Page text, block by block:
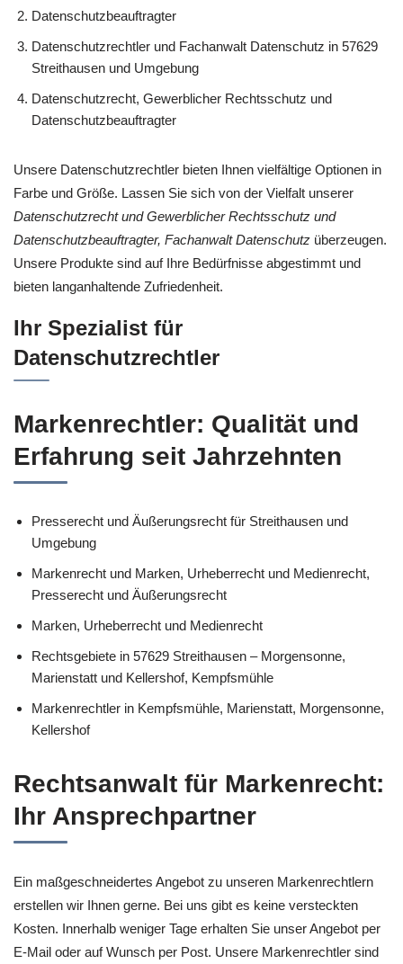
Datenschutzbeauftragter
Datenschutzrechtler und Fachanwalt Datenschutz in 57629
Streithausen und Umgebung
Datenschutzrecht, Gewerblicher Rechtsschutz und
Datenschutzbeauftragter
Unsere Datenschutzrechtler bieten Ihnen vielfältige Optionen in
Farbe und Größe. Lassen Sie sich von der Vielfalt unserer
Datenschutzrecht und Gewerblicher Rechtsschutz und
Datenschutzbeauftragter, Fachanwalt Datenschutz überzeugen.
Unsere Produkte sind auf Ihre Bedürfnisse abgestimmt und
bieten langanhaltende Zufriedenheit.
Ihr Spezialist für
Datenschutzrechtler
Markenrechtler: Qualität und
Erfahrung seit Jahrzehnten
Presserecht und Äußerungsrecht für Streithausen und
Umgebung
Markenrecht und Marken, Urheberrecht und Medienrecht,
Presserecht und Äußerungsrecht
Marken, Urheberrecht und Medienrecht
Rechtsgebiete in 57629 Streithausen – Morgensonne,
Marienstatt und Kellershof, Kempfsmühle
Markenrechtler in Kempfsmühle, Marienstatt, Morgensonne,
Kellershof
Rechtsanwalt für Markenrecht:
Ihr Ansprechpartner
Ein maßgeschneidertes Angebot zu unseren Markenrechtlern
erstellen wir Ihnen gerne. Bei uns gibt es keine versteckten
Kosten. Innerhalb weniger Tage erhalten Sie unser Angebot per
E-Mail oder auf Wunsch per Post. Unsere Markenrechtler sind